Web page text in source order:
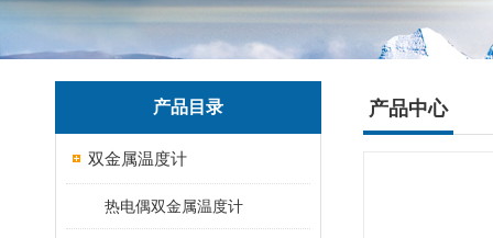
产品目录
双金属温度计
热电偶双金属温度计
产品中心